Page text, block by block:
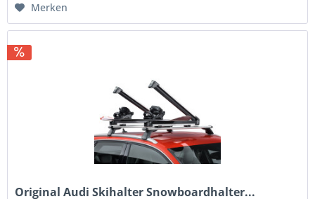
Merken
Original Audi Skihalter Snowboardhalter...